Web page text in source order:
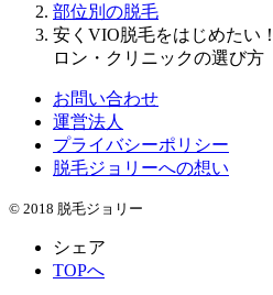
部位別の脱毛
安くVIO脱毛をはじめたい
ロン・クリニックの選び方
お問い合わせ
運営法人
プライバシーポリシー
脱毛ジョリーへの想い
© 2018 脱毛ジョリー
シェア
TOPへ